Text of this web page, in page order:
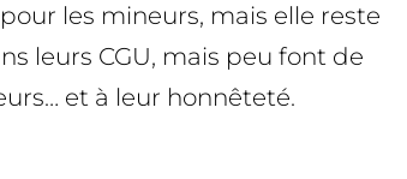
les mineurs, mais elle reste
leurs CGU, mais peu font de
et à leur honnêteté.